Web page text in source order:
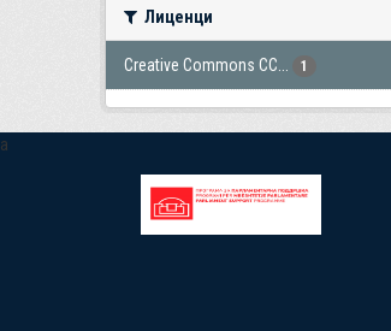
Лиценци
Creative Commons CC... 1
a